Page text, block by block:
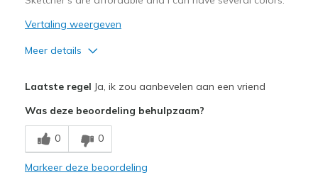
bezoeken.
Vertaling weergeven
Meer details
Comfortable
Love that it laces for my long and narrow feet.
Laatste regel Ja, ik zou aanbevelen aan een vriend
Was deze beoordeling behulpzaam?
0 0
Markeer deze beoordeling